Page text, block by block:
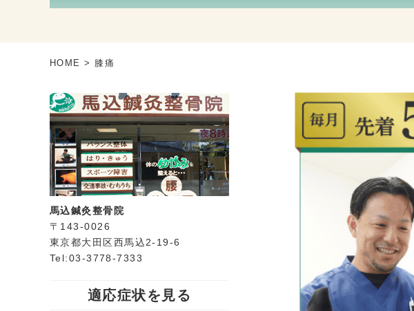
HOME > 膝痛
馬込鍼灸整骨院
〒143-0026
東京都大田区西馬込2-19-6
Tel:03-3778-7333
適応症状を見る